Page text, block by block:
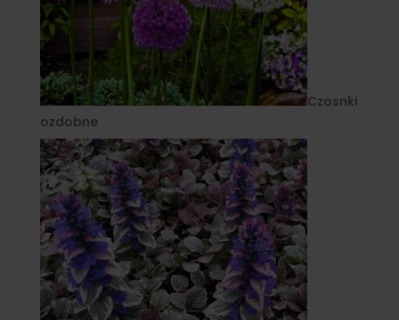
Czosnki
ozdobne